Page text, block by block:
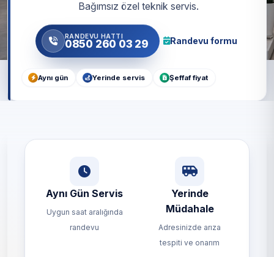
Bağımsız özel teknik servis.
RANDEVU HATTI
0850 260 03 29 Randevu formu
Aynı gün Yerinde servis Şeffaf fiyat
Aynı Gün Servis
Uygun saat aralığında
randevu
Yerinde
Müdahale
Adresinizde arıza
tespiti ve onarım